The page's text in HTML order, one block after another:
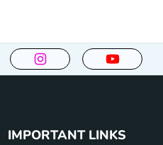
IMPORTANT LINKS